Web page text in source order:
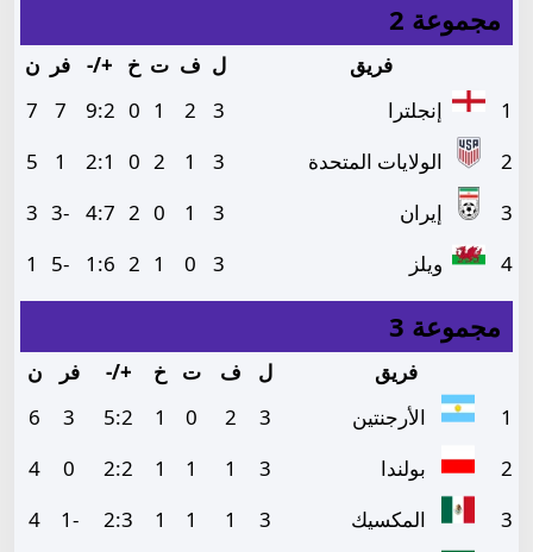
مجموعة 2
فريق ل ف ت خ +/- فر
ن
1
إنجلترا 3
2
1
0
9:2
7
7
2
الولايات المتحدة 3
1
2
0
2:1
1
5
3
إيران 3
1
0
2
4:7
-3
3
4
ويلز 3
0
1
2
1 :6
-5
1
مجموعة 3
فريق ل ف ت خ +/- فر
ن
1
الأرجنتين 3
2
0
1
5:2
3
6
2
بولندا 3
1
1
1
2:2
0
4
3
المكسيك 3
1
1
1
2:3
-1
4